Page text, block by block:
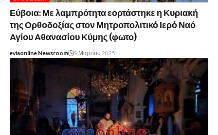
Εύβοια: Με λαμπρότητα εορτάστηκε η Κυριακή
της Ορθοδοξίας στον Μητροπολιτικό Ιερό Ναό
Αγίου Αθανασίου Κύμης (φωτο)
eviaonline Newsroom 9 Μαρτίου 2025